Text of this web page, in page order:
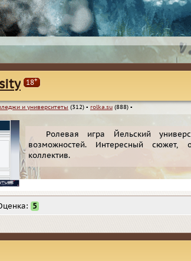
18+
и университеты (312) ▪ rolka.su (888) ▪
Ролевая игра Йельский
возможностей. Интересный сюжет,
коллектив.
5